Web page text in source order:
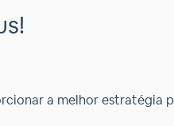
a melhor estratégia